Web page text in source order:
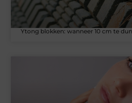
Ytong blokken: wanneer 10 cm te